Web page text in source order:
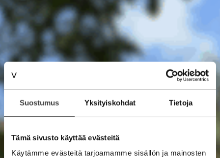
Suostumus Yksityiskohdat Tietoja
Tämä sivusto käyttää evästeitä
Käytämme evästeitä tarjoamamme sisällön ja mainosten